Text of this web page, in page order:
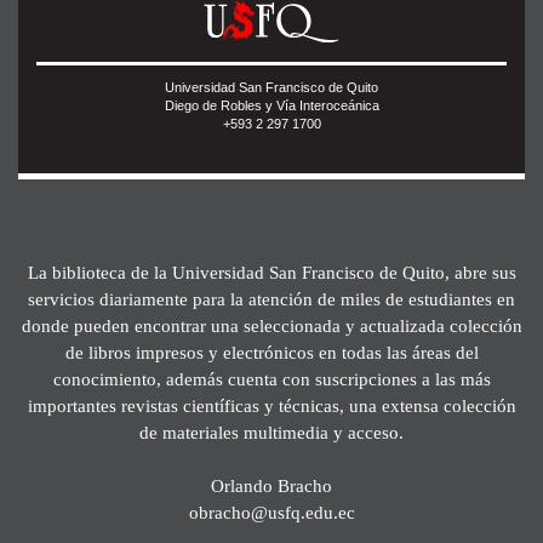
Universidad San Francisco de Quito
Diego de Robles y Vía Interoceánica
+593 2 297 1700
La biblioteca de la Universidad San Francisco de Quito, abre sus
servicios diariamente para la atención de miles de estudiantes en
donde pueden encontrar una seleccionada y actualizada colección
de libros impresos y electrónicos en todas las áreas del
conocimiento, además cuenta con suscripciones a las más
importantes revistas científicas y técnicas, una extensa colección
de materiales multimedia y acceso.
Orlando Bracho
obracho@usfq.edu.ec